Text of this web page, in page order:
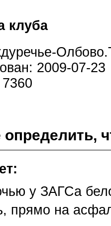
клуба
2009-07-23
у ЗАГСа
прямо на